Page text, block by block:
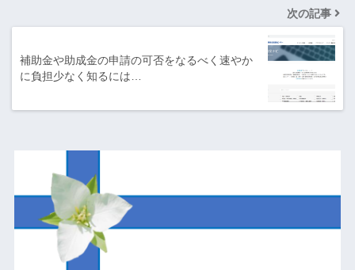
次の記事
補助金や助成金の申請の可否をなるべく速やか
に負担少なく知るには…